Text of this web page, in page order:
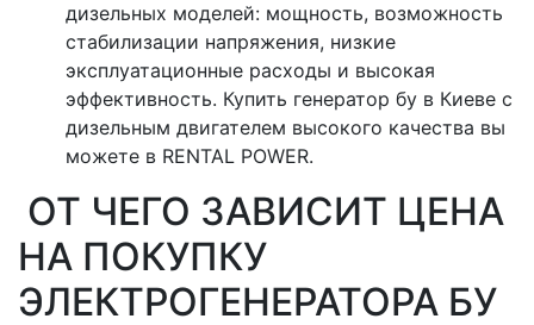
дизельных моделей: мощность, возможность
стабилизации напряжения, низкие
эксплуатационные расходы и высокая
эффективность. Купить генератор бу в Киеве с
дизельным двигателем высокого качества вы
можете в RENTAL POWER.
ОТ ЧЕГО ЗАВИСИТ ЦЕНА
НА ПОКУПКУ
ЭЛЕКТРОГЕНЕРАТОРА БУ